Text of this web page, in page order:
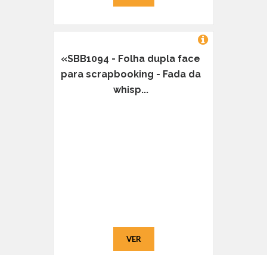
«SBB1094 - Folha dupla face
para scrapbooking - Fada da
whisp...
VER